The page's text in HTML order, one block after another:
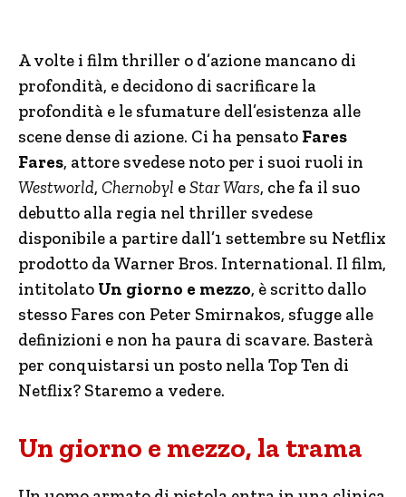
A volte i film thriller o d’azione mancano di
profondità, e decidono di sacrificare la
profondità e le sfumature dell’esistenza alle
scene dense di azione. Ci ha pensato Fares
Fares, attore svedese noto per i suoi ruoli in
Westworld, Chernobyl eStar Wars, che fa il suo
debutto alla regia nel thriller svedese
disponibile a partire dall’1 settembre su Netflix
prodotto da Warner Bros. International. Il film,
intitolato Un giorno e mezzo, è scritto dallo
stesso Fares con Peter Smirnakos, sfugge alle
definizioni e non ha paura di scavare. Basterà
per conquistarsi un posto nella Top Ten di
Netflix? Staremo a vedere.
Un giorno e mezzo, la trama